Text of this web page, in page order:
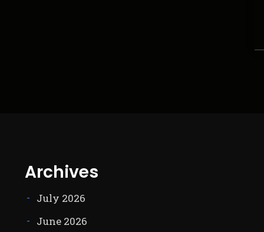
Archives
July 2026
June 2026